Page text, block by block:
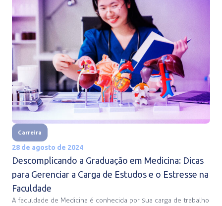
Carreira
28 de agosto de 2024
Descomplicando a Graduação em Medicina: Dicas
para Gerenciar a Carga de Estudos e o Estresse na
Faculdade
A faculdade de Medicina é conhecida por sua carga de trabalho